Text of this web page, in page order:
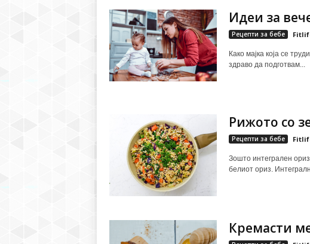
Идеи за
Рецепти за бебе
Како мајка која се
здраво да подготвам...
Рижото со
Рецепти за бебе
Зошто интегрален
белиот ориз.
Кремасти